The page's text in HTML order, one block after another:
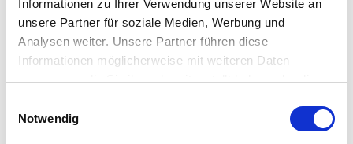
Informationen zu Ihrer Verwendung unserer Website an
unsere Partner für soziale Medien, Werbung und
Analysen weiter. Unsere Partner führen diese
Informationen möglicherweise mit weiteren Daten
zusammen, die Sie ihnen bereitgestellt haben oder die
haben. Wir setzen im Rahmen des Trackings auch
Notwendig